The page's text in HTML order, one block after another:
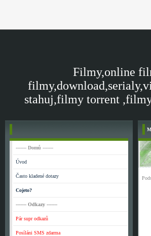
Filmy,online
stahuj,filmy torrent
------- Domů -------
Úvod
Často kladené dotazy
Cojeto?
------- Odkazy -------
Pár supr odkazů
Posíláni SMS zdarma